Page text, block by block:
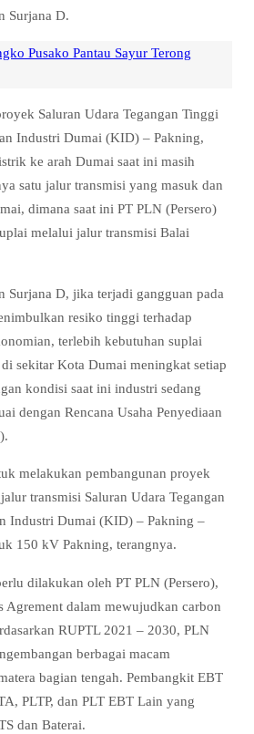
Surjana D.
Pusako Pantau Sayur Terong
Saluran Udara Tegangan Tinggi
Industri Dumai (KID) – Pakning,
ke arah Dumai saat ini masih
satu jalur transmisi yang masuk dan
dimana saat ini PT PLN (Persero)
melalui jalur transmisi Balai
Surjana D, jika terjadi gangguan pada
resiko tinggi terhadap
terlebih kebutuhan suplai
sekitar Kota Dumai meningkat setiap
kondisi saat ini industri sedang
dengan Rencana Usaha Penyediaan
melakukan pembangunan proyek
transmisi Saluran Udara Tegangan
Industri Dumai (KID) – Pakning –
150 kV Pakning, terangnya.
dilakukan oleh PT PLN (Persero),
Agrement dalam mewujudkan carbon
RUPTL 2021 – 2030, PLN
berbagai macam
bagian tengah. Pembangkit EBT
PLTP, dan PLT EBT Lain yang
dan Baterai.